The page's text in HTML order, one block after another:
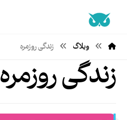
وبلاگ زندگی روزمره
زندگی روزمره